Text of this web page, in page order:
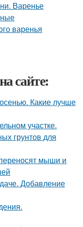
сайте:
Какие лучше
участке.
грунтов для
мыши и
Добавление